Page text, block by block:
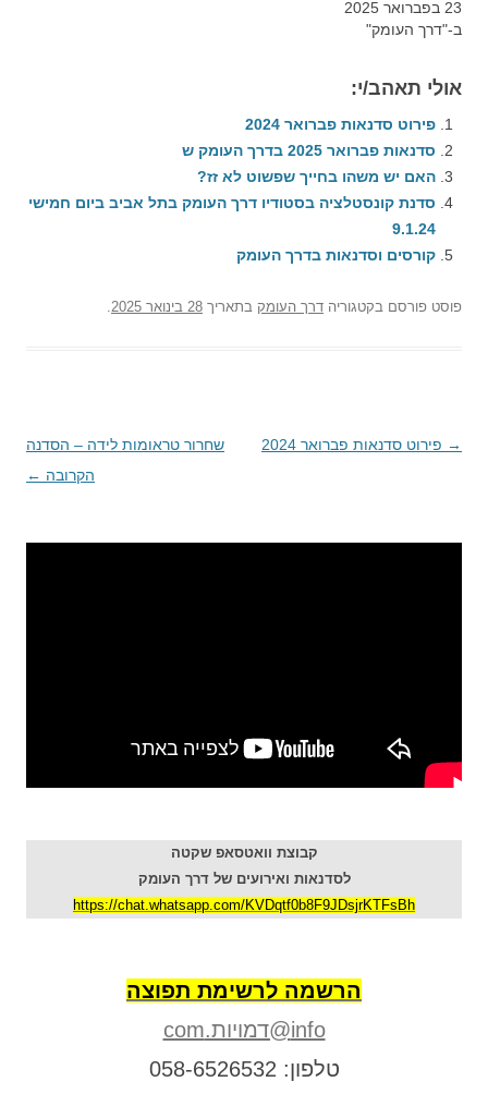
23 בפברואר 2025
ב-"דרך העומק"
אולי תאהב/י:
פירוט סדנאות פברואר 2024
סדנאות פברואר 2025 בדרך העומק ש
האם יש משהו בחייך שפשוט לא זז?
סדנת קונסטלציה בסטודיו דרך העומק בתל אביב ביום חמישי
9.1.24
קורסים וסדנאות בדרך העומק
פוסט פורסם בקטגוריה דרך העומק בתאריך 28 בינואר 2025 .
ניווט
→ פירוט סדנאות פברואר 2024
שחרור טראומות לידה – הסדנה
הקרובה ←
קבוצת וואטסאפ שקטה
לסדנאות ואירועים של דרך העומק
https://chat.whatsapp.com/KVDqtf0b8F9JDsjrKTFsBh
הרשמה לרשימת תפוצה
info@דמויות.com
טלפון: 058-6526532